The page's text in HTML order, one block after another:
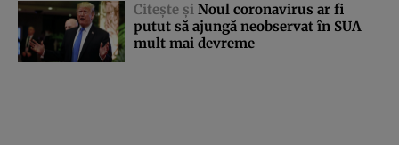
Citeşte şi Noul coronavirus ar fi
putut să ajungă neobservat în SUA
mult mai devreme